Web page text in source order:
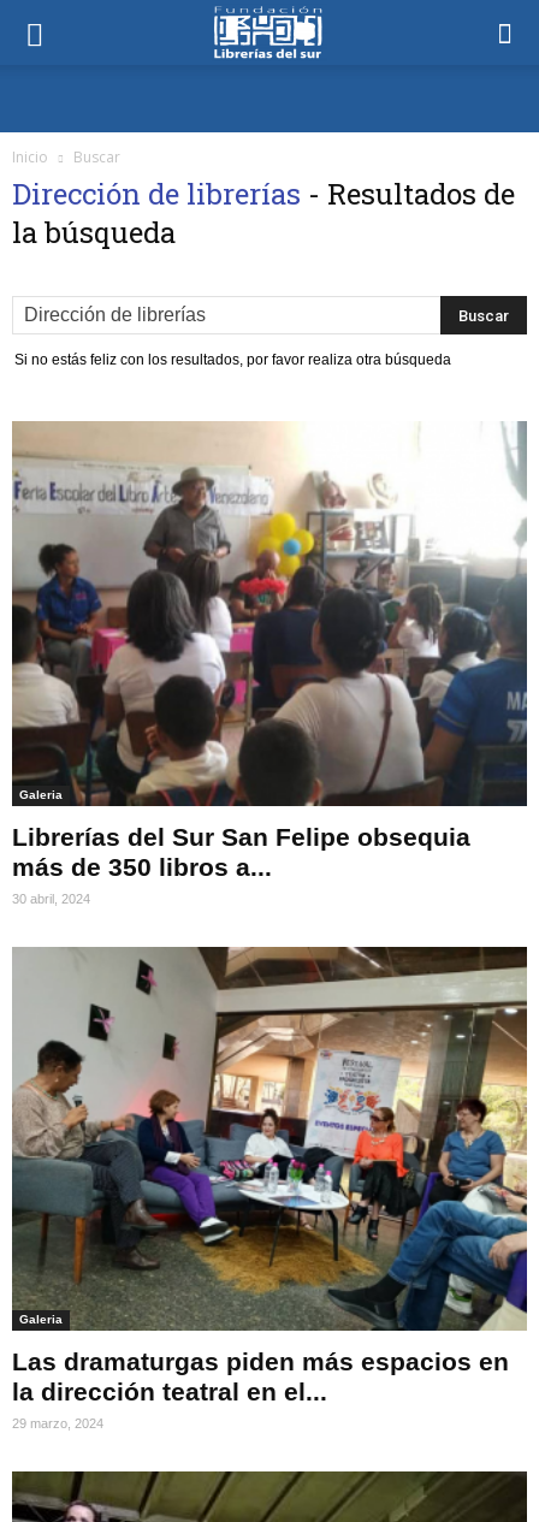
Inicio Buscar
Dirección de librerías - Resultados de
la búsqueda
Si no estás feliz con los resultados, por favor realiza otra búsqueda
Galeria
Librerías del Sur San Felipe obsequia
más de 350 libros a...
30 abril, 2024
Galeria
Las dramaturgas piden más espacios en
la dirección teatral en el...
29 marzo, 2024